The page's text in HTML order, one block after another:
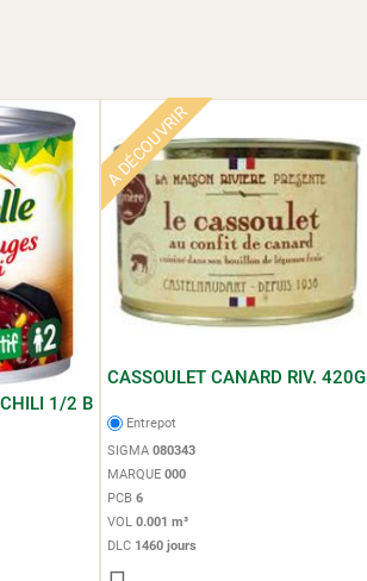
CHILI 1/2 B
A DÉCOUVRIR
CASSOULET CANARD RIV. 420G
Entrepot
SIGMA 080343
MARQUE 000
PCB 6
VOL 0.001 m³
DLC 1460 jours